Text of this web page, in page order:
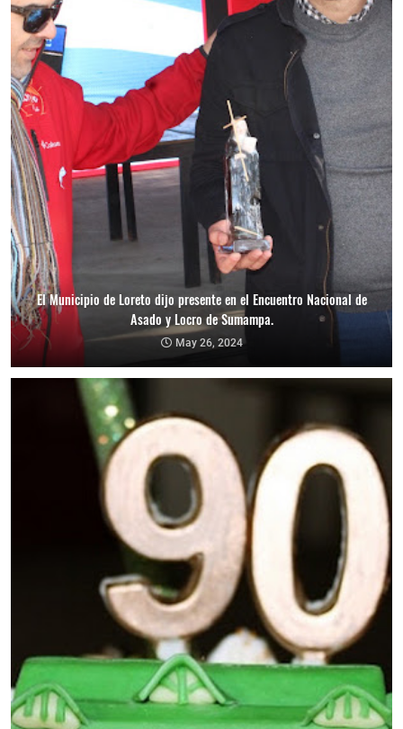
El Municipio de Loreto dijo presente en el Encuentro Nacional de
Asado y Locro de Sumampa.
May 26, 2024